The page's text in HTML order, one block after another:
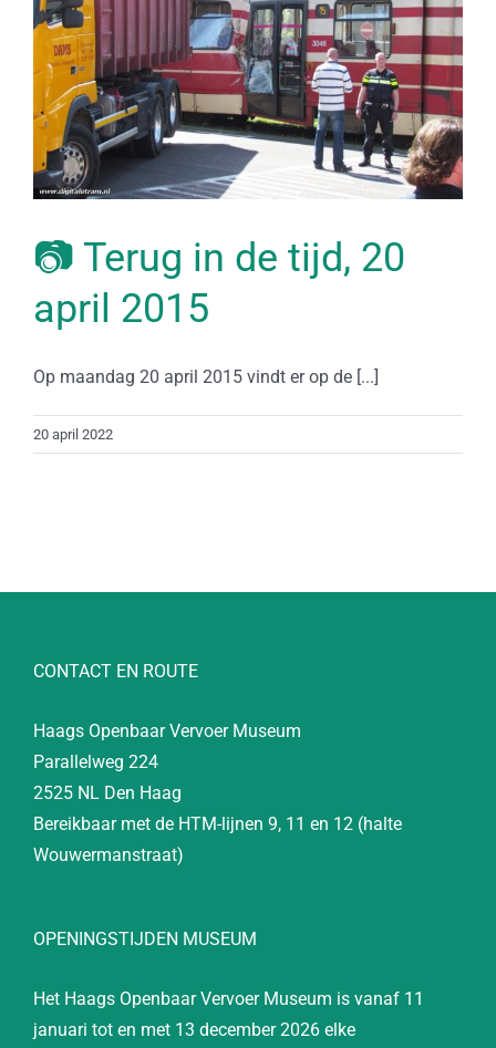
📷 Terug in de tijd, 20
april 2015
Op maandag 20 april 2015 vindt er op de [...]
20 april 2022
CONTACT EN ROUTE
Haags Openbaar Vervoer Museum
Parallelweg 224
2525 NL Den Haag
Bereikbaar met de HTM-lijnen 9, 11 en 12 (halte
Wouwermanstraat)
OPENINGSTIJDEN MUSEUM
Het Haags Openbaar Vervoer Museum is vanaf 11
januari tot en met 13 december 2026 elke